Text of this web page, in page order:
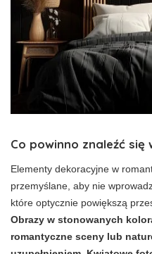
Co powinno znaleźć
Elementy dekoracyjne w
przemyślane, aby nie
które optycznie powiększą
Obrazy w stonowanych
romantyczne sceny lub